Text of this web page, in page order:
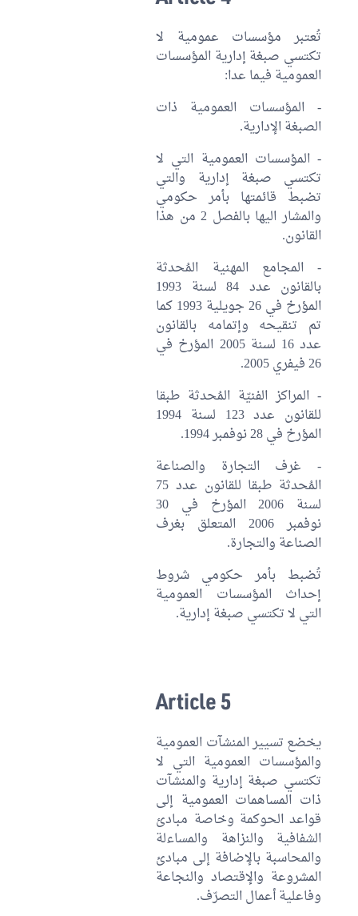
تُعتبر مؤسسات عمومية لا
تكتسي صبغة إدارية المؤسسات
العمومية فيما عدا:
- المؤسسات العمومية ذات
الصبغة الإدارية.
- المؤسسات العمومية التي لا
تكتسي صبغة إدارية والتي
تضبط قائمتها بأمر حكومي
والمشار اليها بالفصل 2 من هذا
القانون.
- المجامع المهنية المُحدثة
بالقانون عدد 84 لسنة 1993
المؤرخ في 26 جويلية 1993 كما
تم تنقيحه وإتمامه بالقانون
عدد 16 لسنة 2005 المؤرخ في
26 فيفري 2005.
- المراكز الفنيّة المُحدثة طبقا
للقانون عدد 123 لسنة 1994
المؤرخ في 28 نوفمبر 1994.
- غرف التجارة والصناعة
المُحدثة طبقا للقانون عدد 75
لسنة 2006 المؤرخ في 30
نوفمبر 2006 المتعلق بغرف
الصناعة والتجارة.
تُضبط بأمر حكومي شروط
إحداث المؤسسات العمومية
التي لا تكتسي صبغة إدارية.
Article 5
يخضع تسيير المنشآت العمومية
والمؤسسات العمومية التي لا
تكتسي صبغة إدارية والمنشآت
ذات المساهمات العمومية إلى
قواعد الحوكمة وخاصة مبادئ
الشفافية والنزاهة والمساءلة
والمحاسبة بالإضافة إلى مبادئ
المشروعة والإقتصاد والنجاعة
وفاعلية أعمال التصرّف.